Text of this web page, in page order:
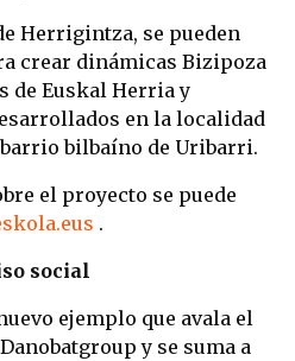
Herrigintza, se pueden
crear dinámicas Bizipoza
de Euskal Herria y
en la localidad
bilbaíno de Uribarri.
el proyecto se puede
.
social
ejemplo que avala el
y se suma a